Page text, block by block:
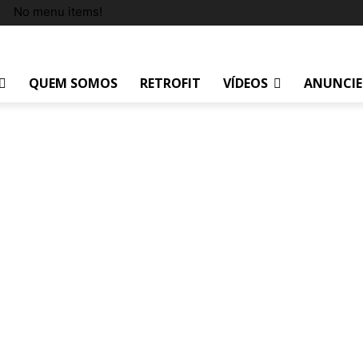
No menu items!
QUEM SOMOS RETROFIT VÍDEOS ANUNCIE